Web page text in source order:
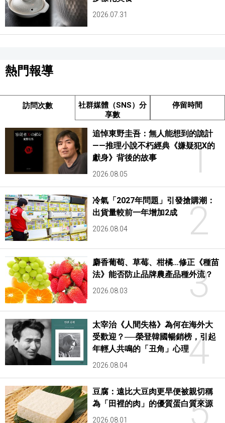
2026.07.31
熱門報導
訪問次數
社群媒體（SNS）分
享數
停留時間
1
追悼東野圭吾：無人能想到的詭計
——推理小說不朽經典《嫌疑犯X的
獻身》背後的故事
2026.08.05
2
冷氣「2027年問題」引發搶購潮：
出貨量較前一年增加2成
2026.08.04
3
麝香葡萄、草莓、柑橘…修正《種苗
法》能否防止品牌農產品種外流？
2026.08.03
4
太宰治《人間失格》為何在海外大
受歡迎？──榮登韓國暢銷榜，引起
年輕人共鳴的「丑角」心理
2026.08.04
5
豆腐：遠比大豆肉更早便被親切稱
為「田裡的肉」的優質蛋白質來源
2026.08.01